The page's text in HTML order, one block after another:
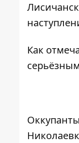
Как
Оккупанты